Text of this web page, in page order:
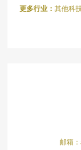
更多行业： 其他科
邮箱